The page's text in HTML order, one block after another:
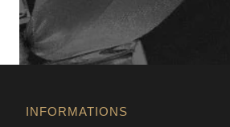
INFORMATIONS